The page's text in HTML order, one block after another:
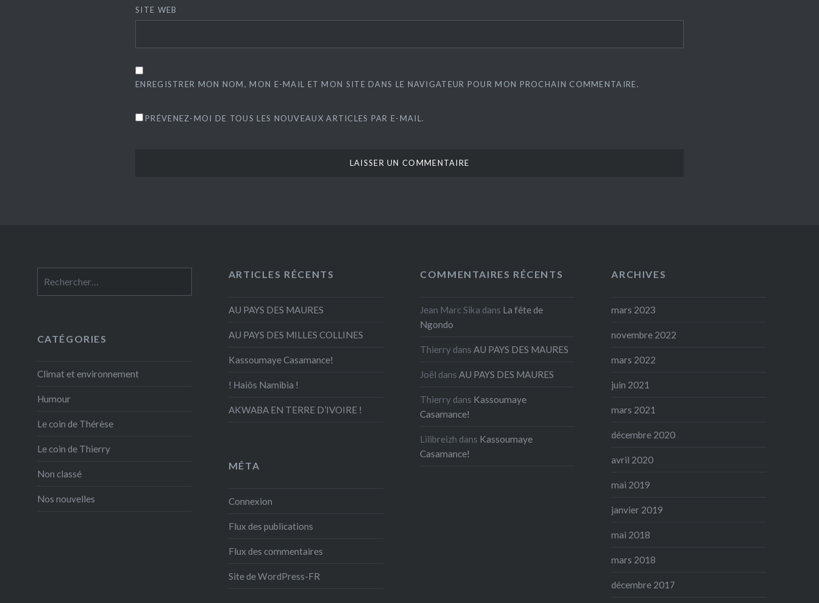
SITE WEB
ENREGISTRER MON NOM, MON E-MAIL ET MON SITE DANS LE NAVIGATEUR POUR MON PROCHAIN COMMENTAIRE.
PRÉVENEZ-MOI DE TOUS LES NOUVEAUX ARTICLES PAR E-MAIL.
ARTICLES RÉCENTS
AU PAYS DES MAURES
AU PAYS DES MILLES COLLINES
Kassoumaye Casamance!
! Haiôs Namibia !
AKWABA EN TERRE D’IVOIRE !
COMMENTAIRES RÉCENTS
Jean Marc Sika dans La fête de
Ngondo
Thierry dansAU PAYS DES MAURES
Joël dansAU PAYS DES MAURES
Thierry dans Kassoumaye
Casamance!
Lilibreizh dans Kassoumaye
Casamance!
ARCHIVES
mars 2023
novembre 2022
mars 2022
juin 2021
mars 2021
décembre 2020
avril 2020
mai 2019
janvier 2019
mai 2018
mars 2018
décembre 2017
CATÉGORIES
Climat et environnement
Humour
Le coin de Thérèse
Le coin de Thierry
Non classé
Nos nouvelles
MÉTA
Connexion
Flux des publications
Flux des commentaires
Site de WordPress-FR